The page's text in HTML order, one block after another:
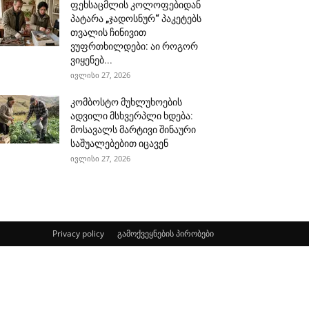
ფეხსაცმლის კოლოფებიდან
პატარა „ჯადოსნურ“ პაკეტებს
თვალის ჩინივით
ვუფრთხილდები: აი როგორ
ვიყენებ...
ივლისი 27, 2026
კომბოსტო მუხლუხოების
ადვილი მსხვერპლი ხდება:
მოსავალს მარტივი შინაური
საშუალებებით იცავენ
ივლისი 27, 2026
Privacy policy გამოქვეყნების პირობები